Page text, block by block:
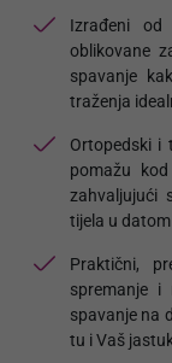
Izrađeni od
oblikovane
spavanje
traženja
Ortopedski i
pomažu
zahvaljujući
tijela u
Praktični,
spremanje
spavanje na
tu i Vaš